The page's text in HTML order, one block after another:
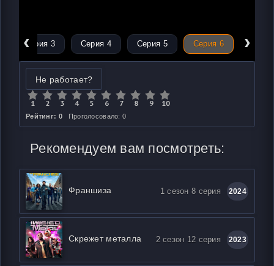
‹
Серия 3 Серия 4 Серия 5 Серия 6 ›
Не работает?
Рейтинг: 0 Проголосовало: 0
Рекомендуем вам посмотреть:
Франшиза 1 сезон 8 серия 2024
Скрежет металла 2 сезон 12 серия 2023